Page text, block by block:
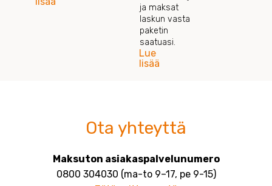
ja maksat
laskun vasta
paketin
saatuasi.
Lue
lisää
Ota yhteyttä
Maksuton asiakaspalvelunumero
0800 304030 (ma-to 9–17, pe 9-15)